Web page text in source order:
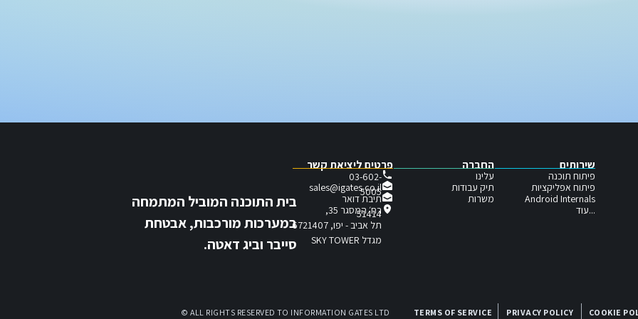
בית התוכנה המוביל המתמחה
במערכות מורכבות, אבטחת
סייבר וביג דאטה.
פרטים ליציאת קשר
03-602-
5005
sales@igates.co.il
תיבת דואר
51414
רח׳ המסגר 35,
תל אביב - יפו, 6721407
מגדל SKY TOWER
החברה
עלינו
תיק עבודות
משרות
שירותים
פיתוח תוכנה
פיתוח אפליקציות
Android Internals
...עוד
© ALL RIGHTS RESERVED TO INFORMATION GATES LTD TERMS OF SERVICE PRIVACY POLICY COOKIE